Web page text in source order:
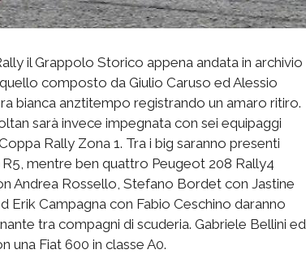
il Grappolo Storico appena andata in archivio
composto da Giulio Caruso ed Alessio
bianca anztitempo registrando un amaro ritiro.
sarà invece impegnata con sei equipaggi
Rally Zona 1. Tra i big saranno presenti
R5, mentre ben quattro Peugeot 208 Rally4
Andrea Rossello, Stefano Bordet con Jastine
Campagna con Fabio Ceschino daranno
tra compagni di scuderia. Gabriele Bellini ed
una Fiat 600 in classe A0.